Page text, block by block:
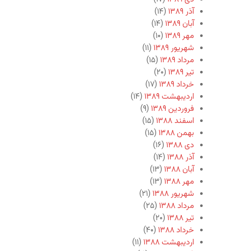
آذر ۱۳۸۹
(۱۴)
آبان ۱۳۸۹
(۱۴)
مهر ۱۳۸۹
(۱۰)
شهریور ۱۳۸۹
(۱۱)
مرداد ۱۳۸۹
(۱۵)
تیر ۱۳۸۹
(۲۰)
خرداد ۱۳۸۹
(۱۷)
اردیبهشت ۱۳۸۹
(۱۴)
فروردین ۱۳۸۹
(۹)
اسفند ۱۳۸۸
(۱۵)
بهمن ۱۳۸۸
(۱۵)
دی ۱۳۸۸
(۱۶)
آذر ۱۳۸۸
(۱۴)
آبان ۱۳۸۸
(۱۳)
مهر ۱۳۸۸
(۱۳)
شهریور ۱۳۸۸
(۲۱)
مرداد ۱۳۸۸
(۲۵)
تیر ۱۳۸۸
(۲۰)
خرداد ۱۳۸۸
(۴۰)
اردیبهشت ۱۳۸۸
(۱۱)